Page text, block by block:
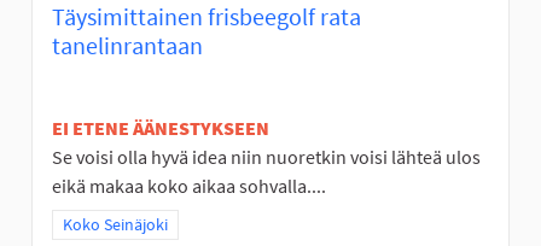
Täysimittainen frisbeegolf rata
tanelinrantaan
EI ETENE ÄÄNESTYKSEEN
Se voisi olla hyvä idea niin nuoretkin voisi lähteä ulos
eikä makaa koko aikaa sohvalla....
Rajaa tulokset teeman mukaan: Koko Seinäjoki
Koko Seinäjoki